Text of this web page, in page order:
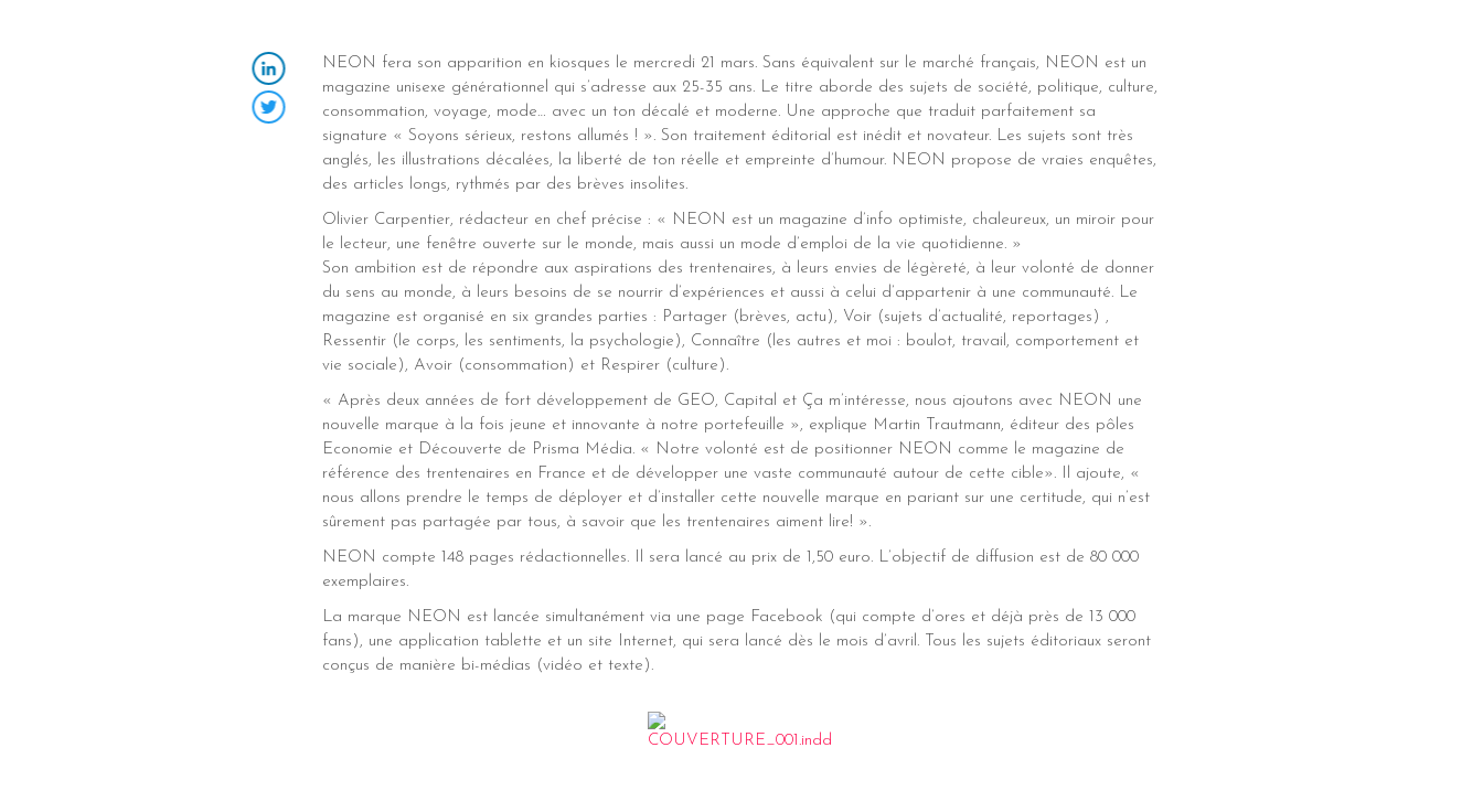
LinkedIn
NEON fera son apparition en kiosques le mercredi 21 mars. Sans équivalent sur le marché français, NEON est un
magazine unisexe générationnel qui s’adresse aux 25-35 ans. Le titre aborde des sujets de société, politique, culture,
consommation, voyage, mode… avec un ton décalé et moderne. Une approche que traduit parfaitement sa
signature « Soyons sérieux, restons allumés ! ». Son traitement éditorial est inédit et novateur. Les sujets sont très
anglés, les illustrations décalées, la liberté de ton réelle et empreinte d’humour. NEON propose de vraies enquêtes,
des articles longs, rythmés par des brèves insolites.
Olivier Carpentier, rédacteur en chef précise : « NEON est un magazine d’info optimiste, chaleureux, un miroir pour
le lecteur, une fenêtre ouverte sur le monde, mais aussi un mode d’emploi de la vie quotidienne. »
Son ambition est de répondre aux aspirations des trentenaires, à leurs envies de légèreté, à leur volonté de donner
du sens au monde, à leurs besoins de se nourrir d’expériences et aussi à celui d’appartenir à une communauté. Le
magazine est organisé en six grandes parties : Partager (brèves, actu), Voir (sujets d’actualité, reportages) ,
Ressentir (le corps, les sentiments, la psychologie), Connaître (les autres et moi : boulot, travail, comportement et
vie sociale), Avoir (consommation) et Respirer (culture).
« Après deux années de fort développement de GEO, Capital et Ça m’intéresse, nous ajoutons avec NEON une
nouvelle marque à la fois jeune et innovante à notre portefeuille », explique Martin Trautmann, éditeur des pôles
Economie et Découverte de Prisma Média. « Notre volonté est de positionner NEON comme le magazine de
référence des trentenaires en France et de développer une vaste communauté autour de cette cible». Il ajoute, «
nous allons prendre le temps de déployer et d’installer cette nouvelle marque en pariant sur une certitude, qui n’est
sûrement pas partagée par tous, à savoir que les trentenaires aiment lire! ».
NEON compte 148 pages rédactionnelles. Il sera lancé au prix de 1,50 euro. L’objectif de diffusion est de 80 000
exemplaires.
La marque NEON est lancée simultanément via une page Facebook (qui compte d’ores et déjà près de 13 000
fans), une application tablette et un site Internet, qui sera lancé dès le mois d’avril. Tous les sujets éditoriaux seront
conçus de manière bi-médias (vidéo et texte).